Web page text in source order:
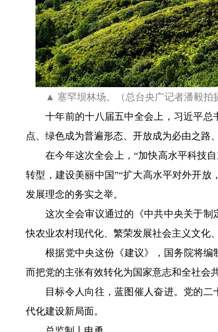
▲ 塞罕坝林场。（总台央广记者潘毅拍
十年前的十八届五中全会上，习近平
点、绿色成为普遍形态、开放成为必由之路
在今年这次全会上，“加快高水平科技
转型，建设美丽中国”“扩大高水平对外开
发展理念的务实之举。
这次全会审议通过的《中共中央关于
快农业农村现代化、繁荣发展社会主义文化
根据党中央这份《建议》，国务院将
而把党的主张有效转化为国家意志和全社会
目标令人向往，蓝图催人奋进。党的
代化建设新局面。